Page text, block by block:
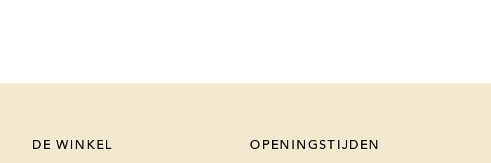
DE WINKEL OPENINGSTIJDEN